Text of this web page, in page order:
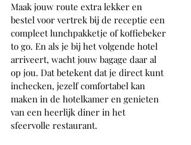
Maak jouw route extra lekker en
bestel voor vertrek bij de receptie een
compleet lunchpakketje of koffiebeker
to go. En als je bij het volgende hotel
arriveert, wacht jouw bagage daar al
op jou. Dat betekent dat je direct kunt
inchecken, jezelf comfortabel kan
maken in de hotelkamer en genieten
van een heerlijk diner in het
sfeervolle restaurant.